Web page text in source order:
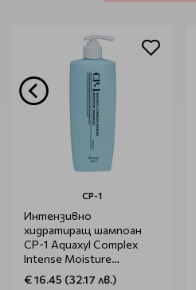
CP-1
Интензивно
хидратиращ шампоан
CP-1 Aquaxyl Complex
Intense Moisture
Shampoo 500ml
€ 16.45 (32.17 лв.)